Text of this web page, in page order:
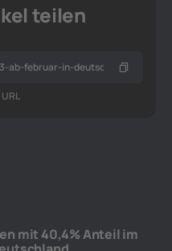
teilen
mit 40,4% Anteil im